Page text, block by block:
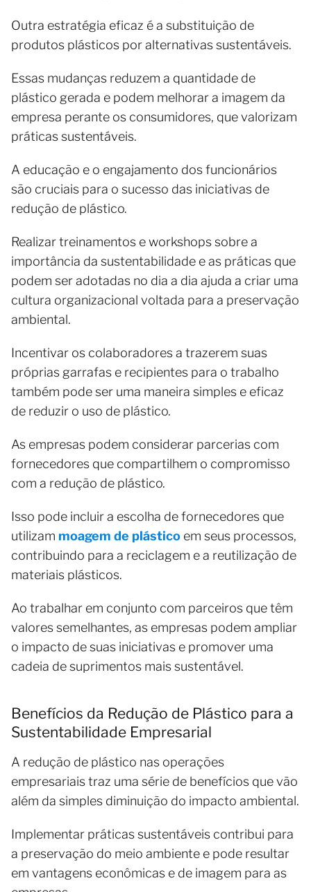
Outra estratégia eficaz é a substituição de
produtos plásticos por alternativas sustentáveis.
Essas mudanças reduzem a quantidade de
plástico gerada e podem melhorar a imagem da
empresa perante os consumidores, que valorizam
práticas sustentáveis.
A educação e o engajamento dos funcionários
são cruciais para o sucesso das iniciativas de
redução de plástico.
Realizar treinamentos e workshops sobre a
importância da sustentabilidade e as práticas que
podem ser adotadas no dia a dia ajuda a criar uma
cultura organizacional voltada para a preservação
ambiental.
Incentivar os colaboradores a trazerem suas
próprias garrafas e recipientes para o trabalho
também pode ser uma maneira simples e eficaz
de reduzir o uso de plástico.
As empresas podem considerar parcerias com
fornecedores que compartilhem o compromisso
com a redução de plástico.
Isso pode incluir a escolha de fornecedores que
utilizam moagem de plástico em seus processos,
contribuindo para a reciclagem e a reutilização de
materiais plásticos.
Ao trabalhar em conjunto com parceiros que têm
valores semelhantes, as empresas podem ampliar
o impacto de suas iniciativas e promover uma
cadeia de suprimentos mais sustentável.
Benefícios da Redução de Plástico para a
Sustentabilidade Empresarial
A redução de plástico nas operações
empresariais traz uma série de benefícios que vão
além da simples diminuição do impacto ambiental.
Implementar práticas sustentáveis contribui para
a preservação do meio ambiente e pode resultar
em vantagens econômicas e de imagem para as